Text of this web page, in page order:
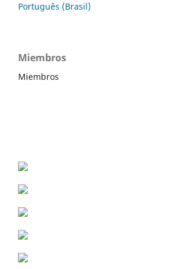
Português (Brasil)
Miembros
Miembros